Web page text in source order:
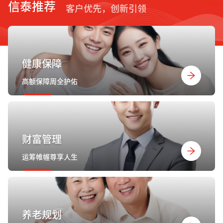
信泰推荐 客户优先，创新引领
健康保障
高额保障周全护佑
财富管理
运筹帷幄尊享人生
养老规划